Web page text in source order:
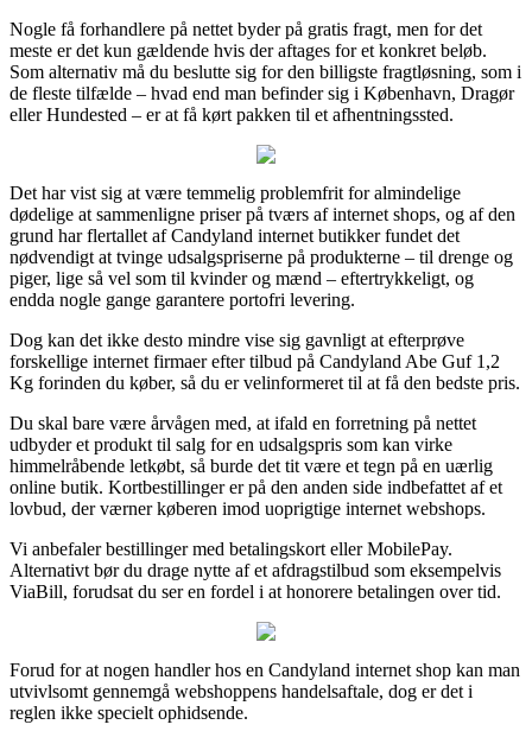
Nogle få forhandlere på nettet byder på gratis fragt, men for det
meste er det kun gældende hvis der aftages for et konkret beløb.
Som alternativ må du beslutte sig for den billigste fragtløsning, som i
de fleste tilfælde – hvad end man befinder sig i København, Dragør
eller Hundested – er at få kørt pakken til et afhentningssted.
Det har vist sig at være temmelig problemfrit for almindelige
dødelige at sammenligne priser på tværs af internet shops, og af den
grund har flertallet af Candyland internet butikker fundet det
nødvendigt at tvinge udsalgspriserne på produkterne – til drenge og
piger, lige så vel som til kvinder og mænd – eftertrykkeligt, og
endda nogle gange garantere portofri levering.
Dog kan det ikke desto mindre vise sig gavnligt at efterprøve
forskellige internet firmaer efter tilbud på Candyland Abe Guf 1,2
Kg forinden du køber, så du er velinformeret til at få den bedste pris.
Du skal bare være årvågen med, at ifald en forretning på nettet
udbyder et produkt til salg for en udsalgspris som kan virke
himmelråbende letkøbt, så burde det tit være et tegn på en uærlig
online butik. Kortbestillinger er på den anden side indbefattet af et
lovbud, der værner køberen imod uoprigtige internet webshops.
Vi anbefaler bestillinger med betalingskort eller MobilePay.
Alternativt bør du drage nytte af et afdragstilbud som eksempelvis
ViaBill, forudsat du ser en fordel i at honorere betalingen over tid.
Forud for at nogen handler hos en Candyland internet shop kan man
utvivlsomt gennemgå webshoppens handelsaftale, dog er det i
reglen ikke specielt ophidsende.